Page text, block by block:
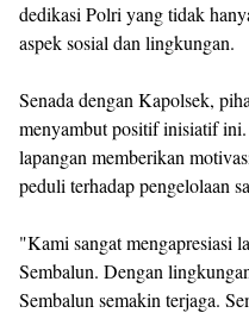
dedikasi Polri yang tidak
aspek sosial dan lingkungan.
Senada dengan Kapolsek,
menyambut positif inisiatif
lapangan memberikan
peduli terhadap pengelolaan
"Kami sangat mengapresiasi
Sembalun. Dengan
Sembalun semakin terjaga.